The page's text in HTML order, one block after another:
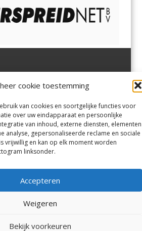
cookie toestemming
van cookies en soortgelijke functies voor
over uw eindapparaat en persoonlijke
van inhoud, externe diensten, elementen
analyse, gepersonaliseerde reclame en sociale
vrijwillig en kan op elk moment worden
linksonder.
Accepteren
Weigeren
Bekijk voorkeuren
Velserbroek,Velsen-Zuid,
Zuid,Driehuisen
Spaarnwoude.
Pers B.V.